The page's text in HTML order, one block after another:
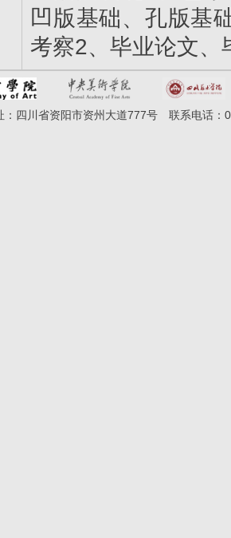
凹版基础、孔版基
考察2、毕业论文、
：四川省资阳市资州大道777号 联系电话：